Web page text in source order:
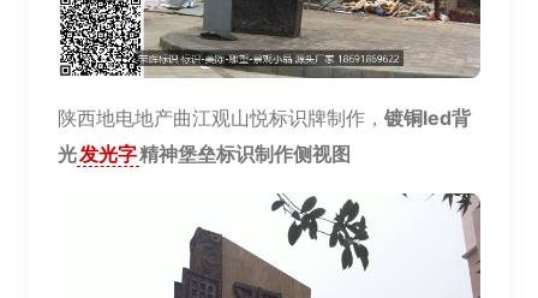
陕西地电地产曲江观山悦标识牌制作， 镀铜led背
光发光字精神堡垒标识制作侧视图